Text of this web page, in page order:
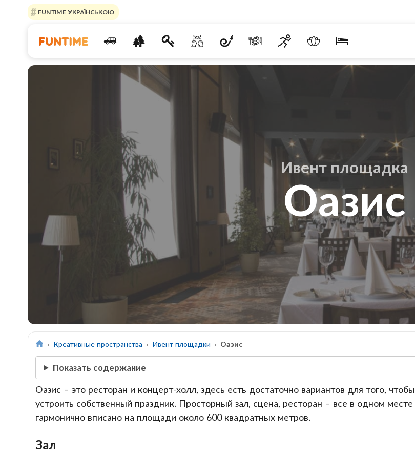
FUNTIME УКРАЇНСЬКОЮ
Ивент площадка
Оазис
Креативные пространства Ивент площадки Оазис
Показать содержание
Оазис – это ресторан и концерт-холл, здесь есть достаточно вариантов для того, чтобы
устроить собственный праздник. Просторный зал, сцена, ресторан – все в одном месте
гармонично вписано на площади около 600 квадратных метров.
Зал